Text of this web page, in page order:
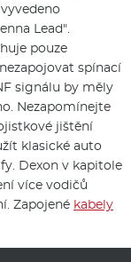
Lead".
pouze
spínací
signálu by měly
Nezapomínejte
jištění
klasické auto
Dexon v kapitole
více vodičů
Zapojené kabely